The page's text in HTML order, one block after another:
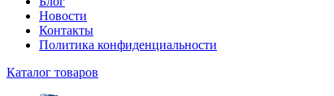
Новости
Контакты
Политика конфиденциальности
Каталог товаров